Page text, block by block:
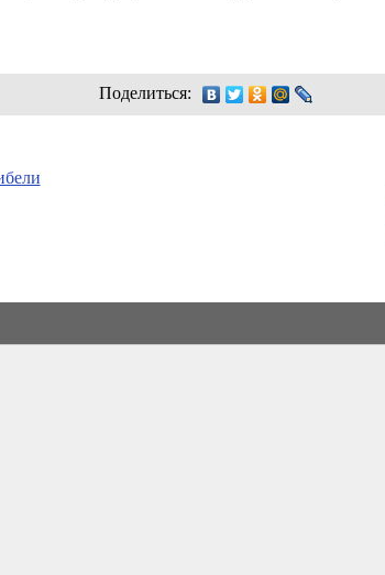
Поделиться: